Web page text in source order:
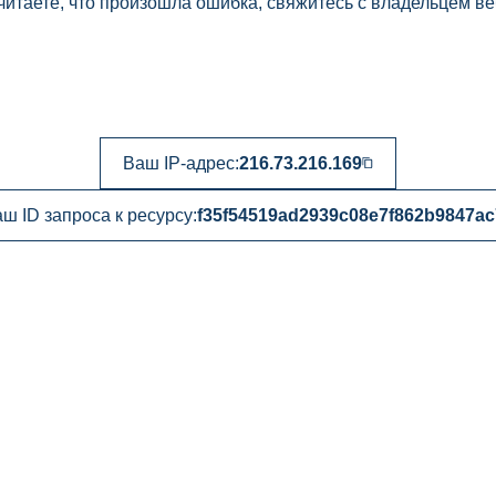
Ваш IP-адрес:216.73.216.169
ID запроса к ресурсу: